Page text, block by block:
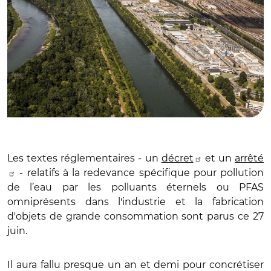
Les textes réglementaires - un décret et un arrêté
- relatifs à la redevance spécifique pour pollution
de l’eau par les polluants éternels ou PFAS
omniprésents dans l'industrie et la fabrication
d'objets de grande consommation sont parus ce 27
juin.
Il aura fallu presque un an et demi pour concrétiser